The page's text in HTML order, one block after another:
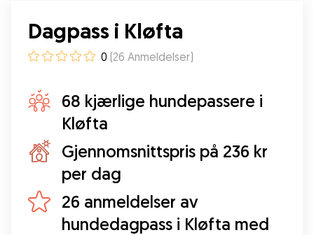
Dagpass i Kløfta
0 (26 Anmeldelser)
68 kjærlige hundepassere i
Kløfta
Gjennomsnittspris på 236 kr
per dag
26 anmeldelser av
hundedagpass i Kløfta med